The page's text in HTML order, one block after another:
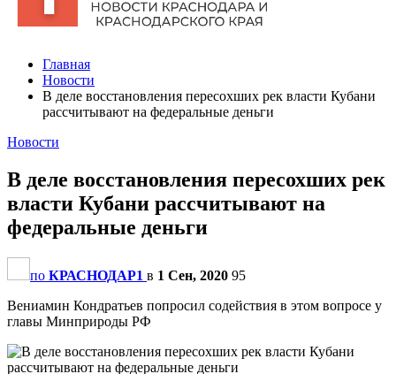
Главная
Новости
В деле восстановления пересохших рек власти Кубани
рассчитывают на федеральные деньги
Новости
В деле восстановления пересохших рек
власти Кубани рассчитывают на
федеральные деньги
по КРАСНОДАР1 в 1 Сен, 2020 95
Вениамин Кондратьев попросил содействия в этом вопросе у
главы Минприроды РФ